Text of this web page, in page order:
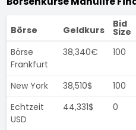
Börse Geldkurs
Bid
Size
Börse
Frankfurt
38,340€ 100
New York 38,510$ 100
Echtzeit
USD
44,331$ 0